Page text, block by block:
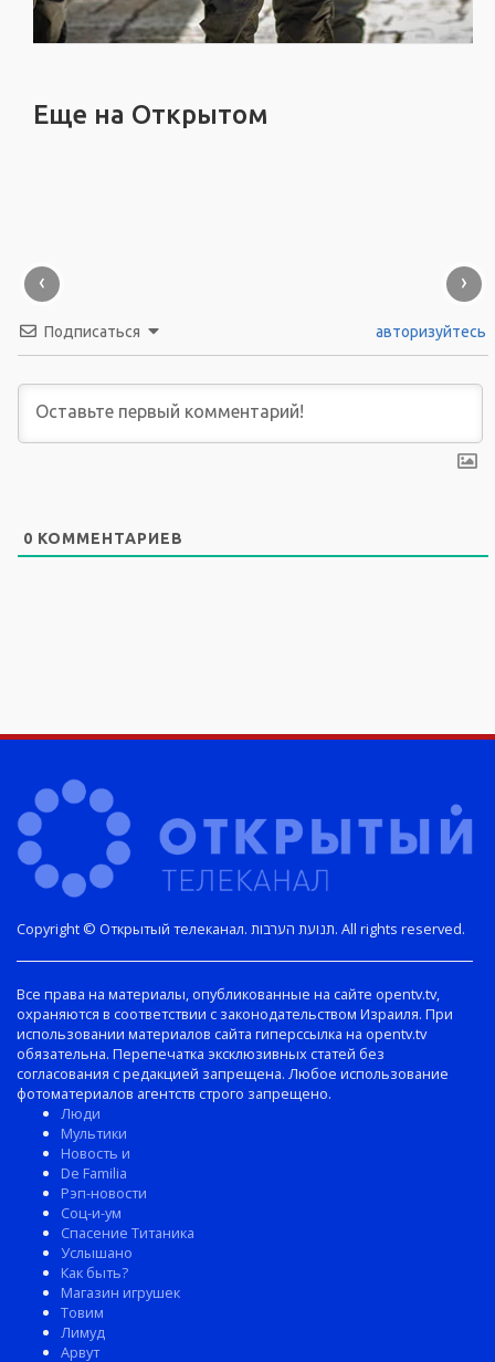
Еще на Открытом
‹ ›
Подписаться авторизуйтесь
0 КОММЕНТАРИЕВ
Copyright © Открытый телеканал. תנועת הערבות. All rights reserved.
Все права на материалы, опубликованные на сайте opentv.tv,
охраняются в соответствии с законодательством Израиля. При
использовании материалов сайта гиперссылка на opentv.tv
обязательна. Перепечатка эксклюзивных статей без
согласования с редакцией запрещена. Любое использование
фотоматериалов агентств строго запрещено.
Люди
Мультики
Новость и
De Familia
Рэп-новости
Соц-и-ум
Спасение Титаника
Услышано
Как быть?
Магазин игрушек
Товим
Лимуд
Арвут